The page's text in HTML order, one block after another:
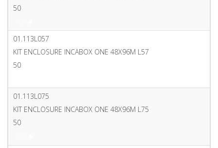
50
01.113L057
KIT ENCLOSURE INCABOX ONE 48X96M L57
50
01.113L075
KIT ENCLOSURE INCABOX ONE 48X96M L75
50